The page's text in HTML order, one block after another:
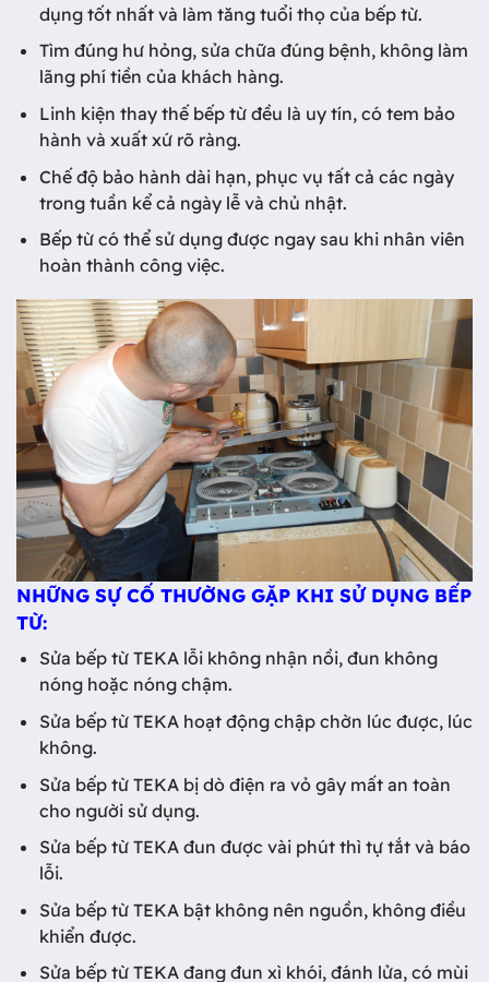
dụng tốt nhất và làm tăng tuổi thọ của bếp từ.
Tìm đúng hư hỏng, sửa chữa đúng bệnh, không làm
lãng phí tiền của khách hàng.
Linh kiện thay thế bếp từ đều là uy tín, có tem bảo
hành và xuất xứ rõ ràng.
Chế độ bảo hành dài hạn, phục vụ tất cả các ngày
trong tuần kể cả ngày lễ và chủ nhật.
Bếp từ có thể sử dụng được ngay sau khi nhân viên
hoàn thành công việc.
NHỮNG SỰ CỐ THƯỜNG GẶP KHI SỬ DỤNG BẾP
TỪ:
Sửa bếp từ TEKA lỗi không nhận nồi, đun không
nóng hoặc nóng chậm.
Sửa bếp từ TEKA hoạt động chập chờn lúc được, lúc
không.
Sửa bếp từ TEKA bị dò điện ra vỏ gây mất an toàn
cho người sử dụng.
Sửa bếp từ TEKA đun được vài phút thì tự tắt và báo
lỗi.
Sửa bếp từ TEKA bật không nên nguồn, không điều
khiển được.
Sửa bếp từ TEKA đang đun xì khói, đánh lửa, có mùi